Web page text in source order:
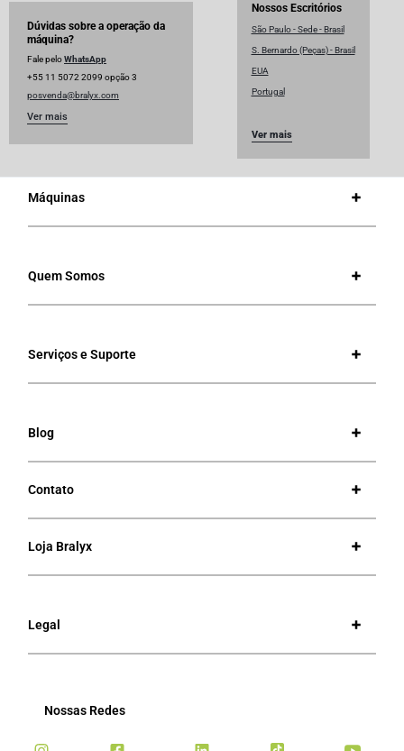
Dúvidas sobre a operação da
máquina?
Fale peloWhatsApp
+55 11 5072 2099 opção 3
posvenda@bralyx.com
Ver mais
Nossos Escritórios
São Paulo - Sede - Brasil
S. Bernardo (Peças) - Brasil
EUA
Portugal
Ver mais
Máquinas
Quem Somos
Serviços e Suporte
Blog
Contato
Loja Bralyx
Legal
Nossas Redes